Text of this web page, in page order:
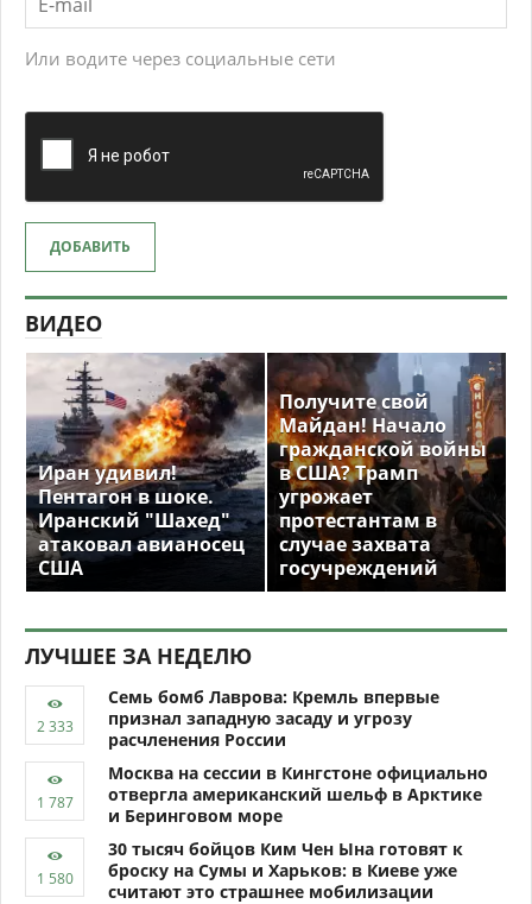
Или водите через социальные сети
ДОБАВИТЬ
ВИДЕО
Иран удивил!
Пентагон в шоке.
Иранский "Шахед"
атаковал авианосец
США
Получите свой
Майдан! Начало
гражданской войны
в США? Трамп
угрожает
протестантам в
случае захвата
госучреждений
ЛУЧШЕЕ ЗА НЕДЕЛЮ
Семь бомб Лаврова: Кремль впервые
признал западную засаду и угрозу
расчленения России
Москва на сессии в Кингстоне официально
отвергла американский шельф в Арктике
и Беринговом море
30 тысяч бойцов Ким Чен Ына готовят к
броску на Сумы и Харьков: в Киеве уже
считают это страшнее мобилизации